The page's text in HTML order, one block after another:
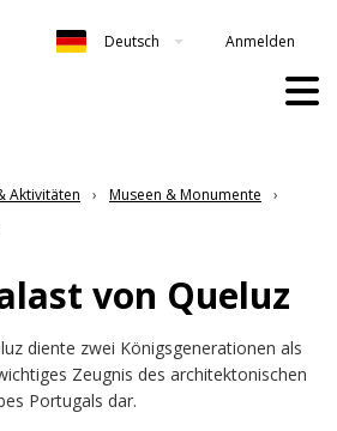
Deutsch Anmelden
Aktivitäten
Museen & Monumente
von Queluz
diente zwei Königsgenerationen als
Zeugnis des architektonischen
Portugals dar.